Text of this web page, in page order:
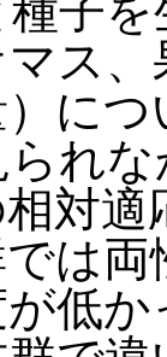
子
マス
に
れ
対
は
低